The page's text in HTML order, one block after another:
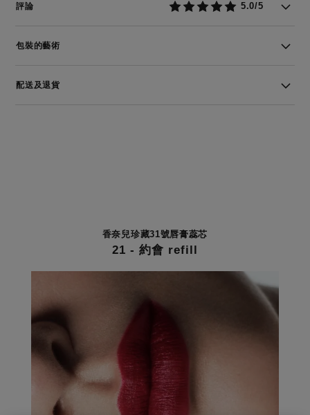
評論 5.0/5
包裝的藝術
配送及退貨
香奈兒珍藏31號唇膏蕊芯
21 - 約會 refill